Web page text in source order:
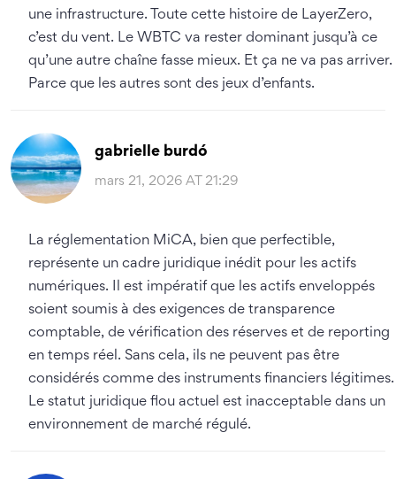
une infrastructure. Toute cette histoire de LayerZero,
c’est du vent. Le WBTC va rester dominant jusqu’à ce
qu’une autre chaîne fasse mieux. Et ça ne va pas arriver.
Parce que les autres sont des jeux d’enfants.
gabrielle burdó
mars 21, 2026 AT 21:29
La réglementation MiCA, bien que perfectible,
représente un cadre juridique inédit pour les actifs
numériques. Il est impératif que les actifs enveloppés
soient soumis à des exigences de transparence
comptable, de vérification des réserves et de reporting
en temps réel. Sans cela, ils ne peuvent pas être
considérés comme des instruments financiers légitimes.
Le statut juridique flou actuel est inacceptable dans un
environnement de marché régulé.